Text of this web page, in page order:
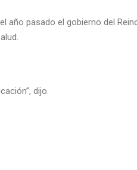
año pasado el gobierno del
dijo.